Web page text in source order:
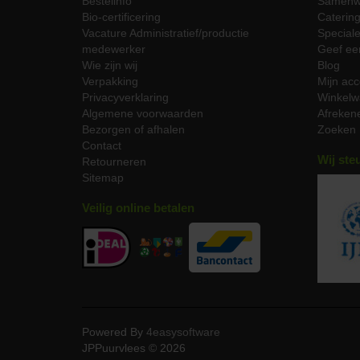
JP
Bio-certificering
Vacature Administratief/productie
medewerker
Wie zijn wij
Verpakking
Privacyverklaring
Algemene voorwaarden
Bezorgen of afhalen
Contact
Retourneren
Sitemap
Veilig online betalen
Catering
Geef
Blog
Mijn
Zoeken
Wij
Powered By 4easysoftware
JPPuurvlees © 2026